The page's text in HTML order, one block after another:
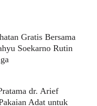
Gratis Bersama
Soekarno Rutin
dr. Arief
Adat untuk